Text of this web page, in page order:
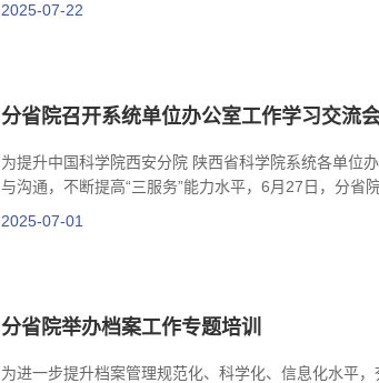
2025-07-22
分省院召开系统单位办公室工作学习交流
为提升中国科学院西安分院 陕西省科学院系统各单位
与沟通，不断提高“三服务”能力水平，6月27日，分省
2025-07-01
分省院举办档案工作专题培训
为进一步提升档案管理规范化、科学化、信息化水平